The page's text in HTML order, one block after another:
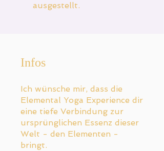
ausgestellt.
Infos
Ich wünsche mir, dass die
Elemental Yoga Experience dir
eine tiefe Verbindung zur
ursprünglichen Essenz dieser
Welt - den Elementen -
bringt.